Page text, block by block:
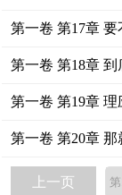
第一卷 第17章 要
第一卷 第18章 到
第一卷 第19章
第一卷 第20章
上一页